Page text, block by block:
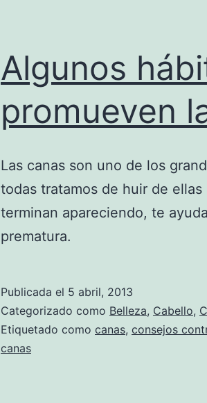
Algunos
promueven
Las canas son uno de los
todas tratamos de huir de
terminan apareciendo, te
prematura.
Publicada el 5 abril, 2013
Categorizado como Belleza, Cabello,
Etiquetado como canas, consejos
canas